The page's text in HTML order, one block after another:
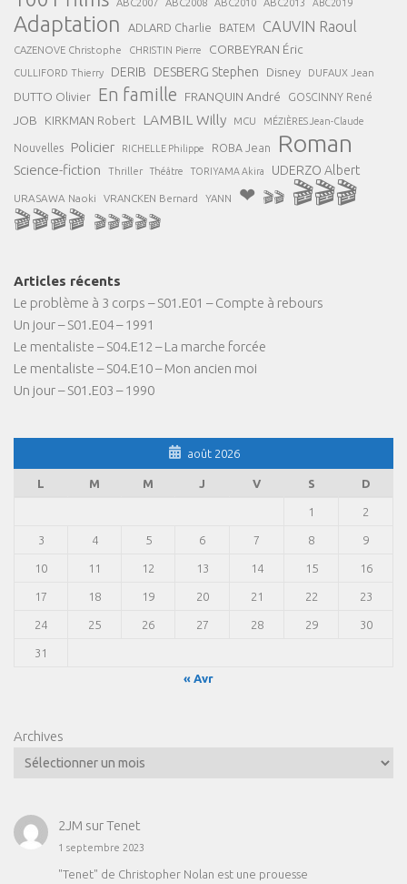
ABC2010 ABC2019
Adaptation ADLARD Charlie BATEM CAUVIN Raoul
CAZENOVE Christophe CHRISTIN Pierre CORBEYRAN Éric
CULLIFORD Thierry DERIB DESBERG Stephen Disney DUFAUX Jean
DUTTO Olivier En famille FRANQUIN André GOSCINNY René
JOB KIRKMAN Robert LAMBIL Willy MCU MÉZIÈRES Jean-Claude
Nouvelles Policier RICHELLE Philippe ROBA Jean Roman
Science-fiction Thriller Théâtre TORIYAMA Akira UDERZO Albert
URASAWA Naoki VRANCKEN Bernard YANN ❤ 🎬🎬 🎬🎬🎬
🎬🎬🎬🎬 🎬🎬🎬🎬🎬
Articles récents
Le problème à 3 corps – S01.E01 – Compte à rebours
Un jour – S01.E04 – 1991
Le mentaliste – S04.E12 – La marche forcée
Le mentaliste – S04.E10 – Mon ancien moi
Un jour – S01.E03 – 1990
août 2026
L M M J V S D
1 2
3 4 5 6 7 8 9
10 11 12 13 14 15 16
17 18 19 20 21 22 23
24 25 26 27 28 29 30
31
« Avr
Archives
2JM surTenet
1 septembre 2023
"Tenet" de Christopher Nolan est une prouesse